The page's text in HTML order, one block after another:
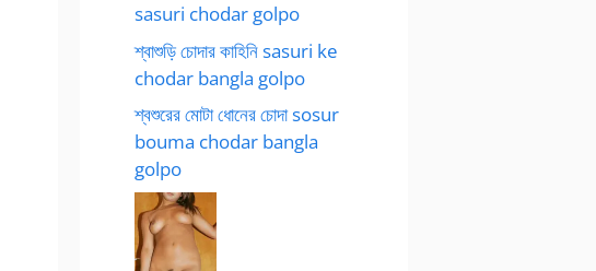
sasuri chodar golpo
শ্বাশুড়ি চোদার কাহিনি sasuri ke
chodar bangla golpo
শ্বশুরের মোটা ধোনের চোদা sosur
bouma chodar bangla
golpo